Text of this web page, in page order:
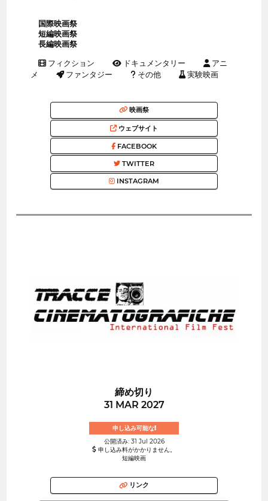
国際映画祭
短編映画祭
長編映画祭
フィクション ドキュメンタリー
アニ
メ
ファンタジー その他 実験映画
映画祭
ウェブサイト
FACEBOOK
TWITTER
INSTAGRAM
締め切り
31 MAR 2027
申し込み可能な!
公開済み: 31 Jul 2026
申し込み料がかかりません。
短編映画
リンク